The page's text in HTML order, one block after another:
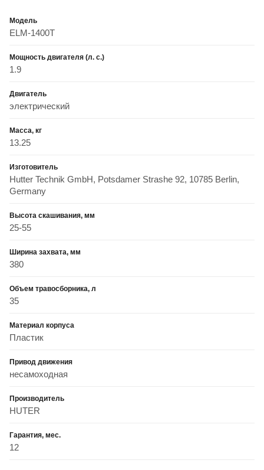
Модель
ELM-1400T
Мощность двигателя (л. с.)
1.9
Двигатель
электрический
Масса, кг
13.25
Изготовитель
Hutter Technik GmbH, Potsdamer Strashe 92, 10785 Berlin,
Germany
Высота скашивания, мм
25-55
Ширина захвата, мм
380
Объем травосборника, л
35
Материал корпуса
Пластик
Привод движения
несамоходная
Производитель
HUTER
Гарантия, мес.
12